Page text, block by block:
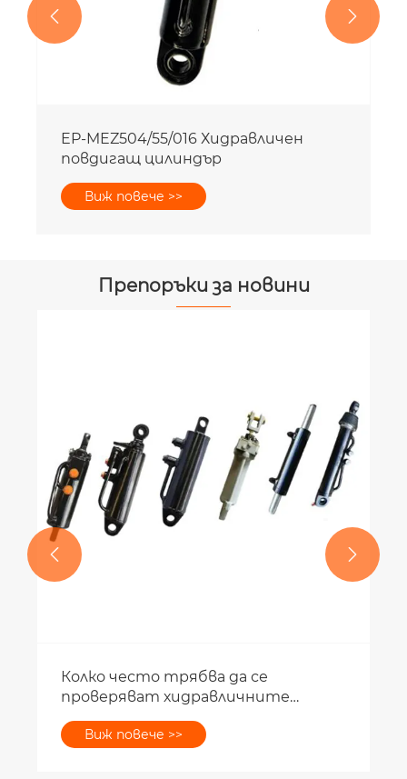
 
Препоръки за новини
Виж повече >>
 